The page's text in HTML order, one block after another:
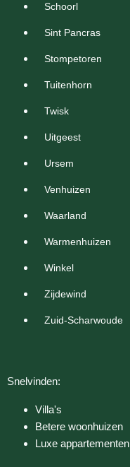
Schoorl
Sint Pancras
Stompetoren
Tuitenhorn
Twisk
Uitgeest
Ursem
Venhuizen
Waarland
Warmenhuizen
Winkel
Zijdewind
Zuid-Scharwoude
Snelvinden:
Villa's
Betere woonhuizen
Luxe appartementen